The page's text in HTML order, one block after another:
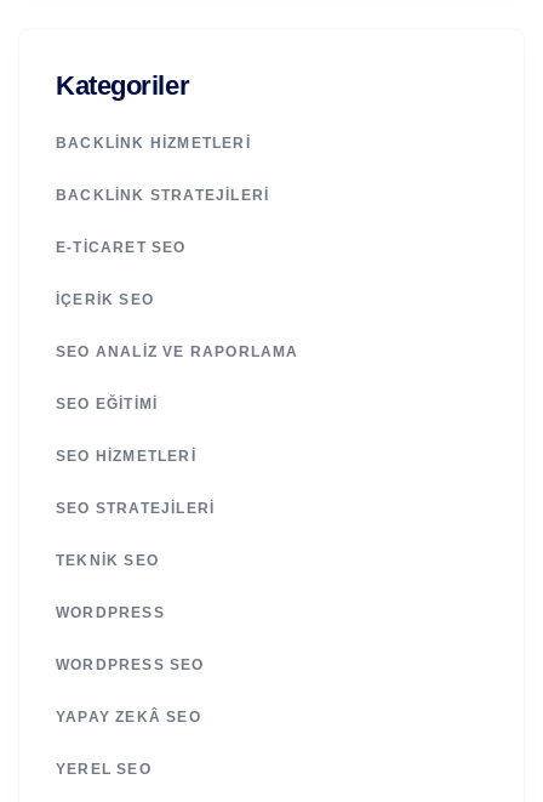
Kategoriler
BACKLINK HIZMETLERI
BACKLINK STRATEJILERI
E-TICARET SEO
İÇERIK SEO
SEO ANALIZ VE RAPORLAMA
SEO EĞITIMI
SEO HIZMETLERI
SEO STRATEJILERI
TEKNIK SEO
WORDPRESS
WORDPRESS SEO
YAPAY ZEKÂ SEO
YEREL SEO